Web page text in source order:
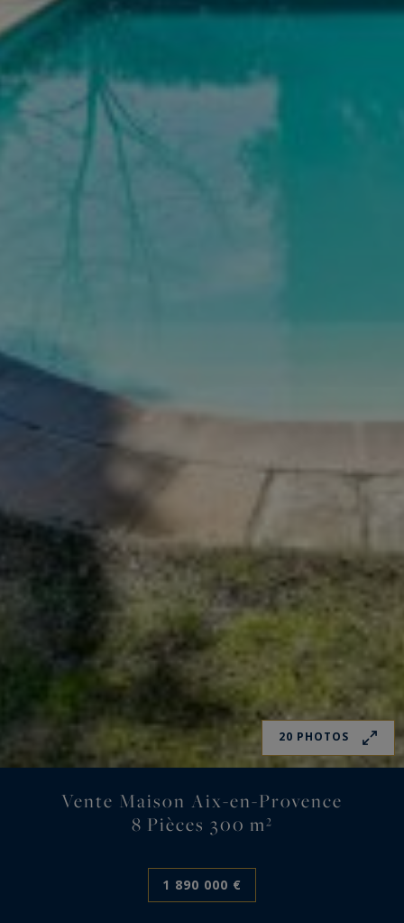
20 PHOTOS
Vente Maison Aix-en-Provence
8 Pièces 300 m²
1 890 000 €